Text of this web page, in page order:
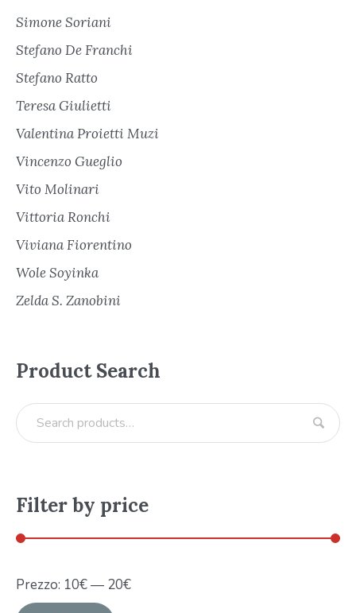
Simone Soriani
Stefano De Franchi
Stefano Ratto
Teresa Giulietti
Valentina Proietti Muzi
Vincenzo Gueglio
Vito Molinari
Vittoria Ronchi
Viviana Fiorentino
Wole Soyinka
Zelda S. Zanobini
Product Search
Filter by price
Prezzo: 10€— 20€